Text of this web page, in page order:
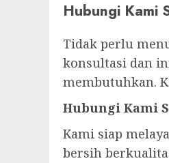
Hubungi Kami
Tidak perlu
konsultasi dan
membutuhkan.
Hubungi Kami
Kami siap
bersih